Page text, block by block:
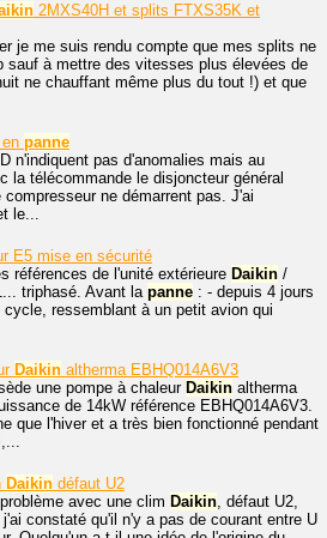
2MXS40H et splits FTXS35K et
je me suis rendu compte que mes splits ne
sauf à mettre des vitesses plus élevées de
ne chauffant même plus du tout !) et que
en panne
n'indiquent pas d'anomalies mais au
la télécommande le disjoncteur général
ne démarrent pas. J'ai
le...
E5 mise en sécurité
références de l'unité extérieure Daikin /
triphasé. Avant la panne : - depuis 4 jours
ressemblant à un petit avion qui
Daikin altherma EBHQ014A6V3
une pompe à chaleur Daikin altherma
de 14kW référence EBHQ014A6V3.
que l'hiver et a très bien fonctionné pendant
Daikin défaut U2
avec une clim Daikin, défaut U2,
constaté qu'il n'y a pas de courant entre U